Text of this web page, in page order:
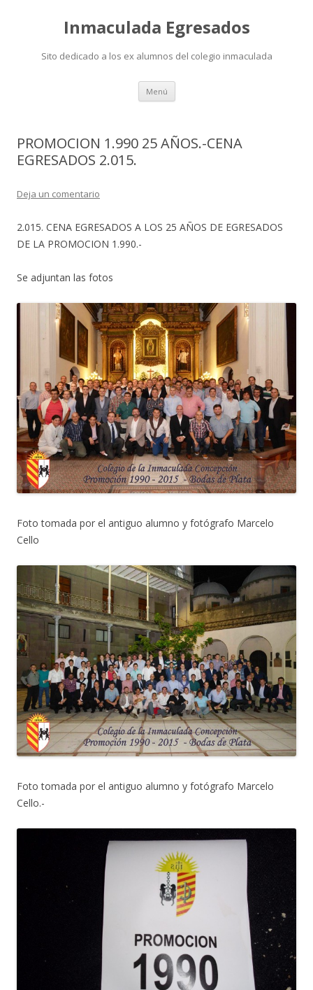
Inmaculada Egresados
Sito dedicado a los ex alumnos del colegio inmaculada
Menú Saltar
contenido
PROMOCION 1.990 25 AÑOS.-CENA
EGRESADOS 2.015.
Deja un comentario
2.015. CENA EGRESADOS A LOS 25 AÑOS DE EGRESADOS
DE LA PROMOCION 1.990.-
Se adjuntan las fotos
Foto tomada por el antiguo alumno y fotógrafo Marcelo
Cello
Foto tomada por el antiguo alumno y fotógrafo Marcelo
Cello.-